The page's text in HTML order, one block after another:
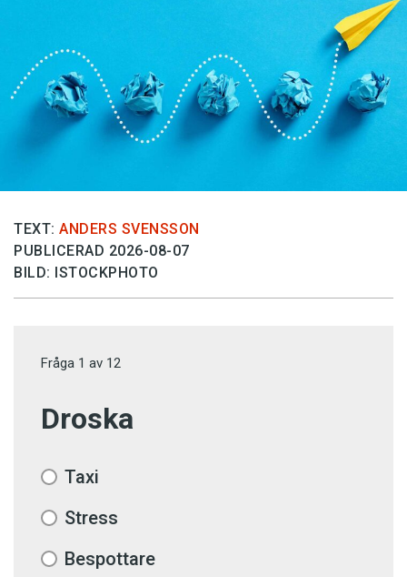
TEXT: ANDERS SVENSSON
PUBLICERAD 2026-08-07
BILD: ISTOCKPHOTO
Fråga 1 av 12
Droska
Taxi
Stress
Bespottare